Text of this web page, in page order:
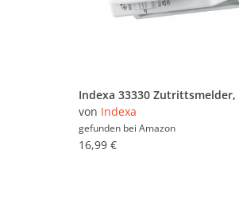
von Indexa
gefunden bei Amazon
16,99 €